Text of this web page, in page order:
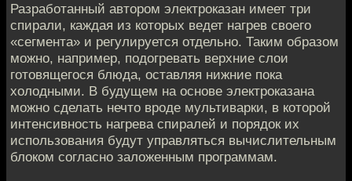
Разработанный автором электроказан имеет три
спирали, каждая из которых ведет нагрев своего
«сегмента» и регулируется отдельно. Таким образом
можно, например, подогревать верхние слои
готовящегося блюда, оставляя нижние пока
холодными. В будущем на основе электроказана
можно сделать нечто вроде мультиварки, в которой
интенсивность нагрева спиралей и порядок их
использования будут управляться вычислительным
блоком согласно заложенным программам.